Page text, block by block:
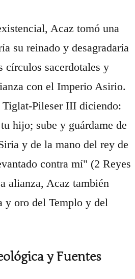
Acaz tomó una
su reinado y desagradaría
círculos sacerdotales y
con el Imperio Asirio.
Tiglat-Pileser III diciendo:
hijo; sube y guárdame de
y de la mano del rey de
contra mí" (2 Reyes
alianza, Acaz también
y oro del Templo y del
y Fuentes